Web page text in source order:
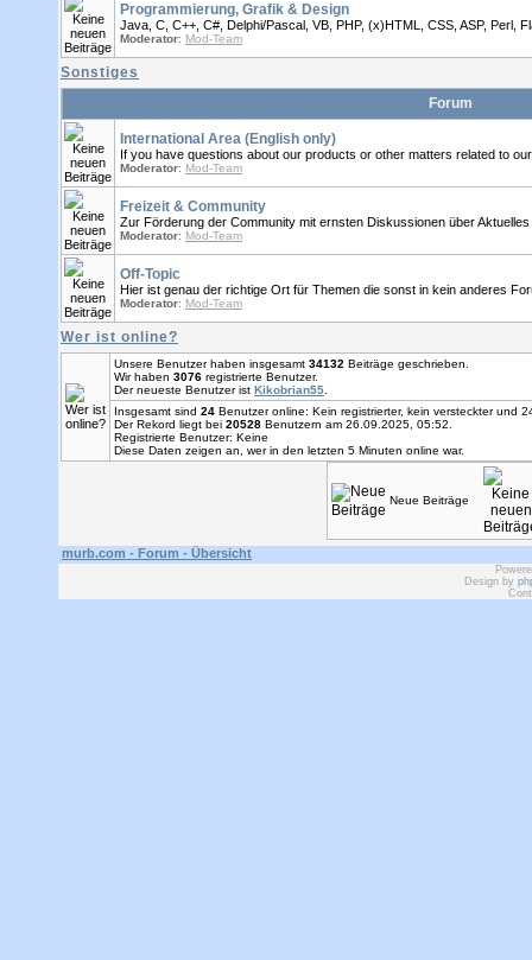
Programmierung, Grafik & Design
Java, C, C++, C#, Delphi/Pascal, VB, PHP, (x)HTML, CSS, ASP, Perl,
Moderator: Mod-Team
Sonstiges
Forum
International Area (English only)
If you have questions about our products or other matters related to
Moderator: Mod-Team
Freizeit & Community
Zur Förderung der Community mit ernsten Diskussionen über
Moderator: Mod-Team
Off-Topic
Hier ist genau der richtige Ort für Themen die sonst in kein anderes
Moderator: Mod-Team
Wer ist online?
Unsere Benutzer haben insgesamt 34132 Beiträge geschrieben.
Wir haben 3076 registrierte Benutzer.
Der neueste Benutzer ist Kikobrian55
Insgesamt sind 24 Benutzer online: Kein registrierter, kein versteckter und
Der Rekord liegt bei 20528 Benutzern am 26.09.2025, 05:52.
Registrierte Benutzer: Keine
Diese Daten zeigen an, wer in den letzten 5 Minuten online war.
Neue Beiträge
murb.com - Forum - Übersicht
Design by